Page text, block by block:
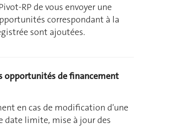
RP de vous envoyer une
correspondant à la
sont ajoutées.
opportunités de financement
en cas de modification d'une
date limite, mise à jour des